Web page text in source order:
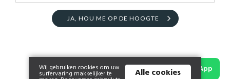
JA, HOU ME OP DE HOOGTE
WhatsApp
Wij gebruiken cookies om uw
surfervaring makkelijker te Alle cookies